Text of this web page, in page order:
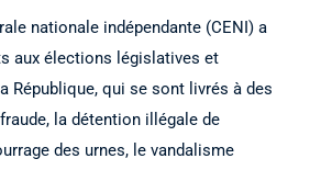
nationale indépendante (CENI) a
aux élections législatives et
République, qui se sont livrés à des
la détention illégale de
des urnes, le vandalisme